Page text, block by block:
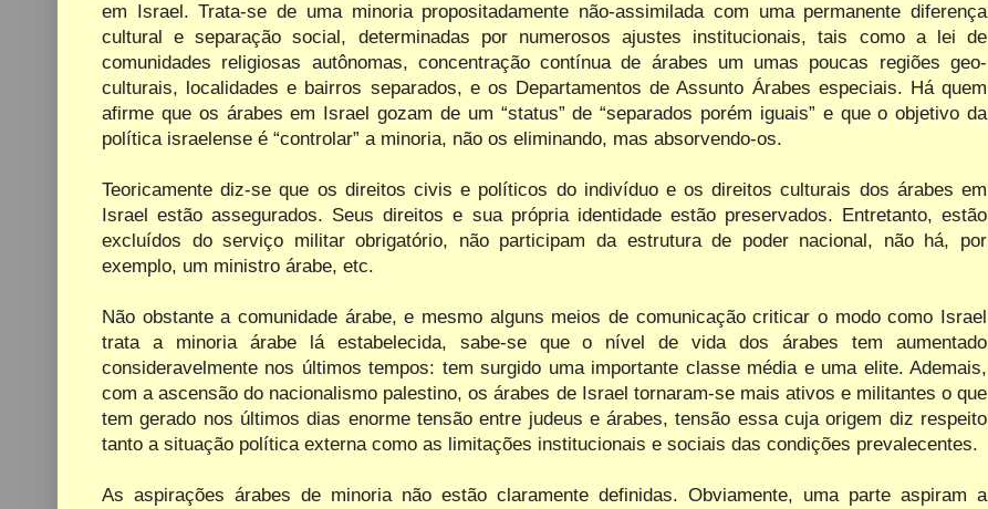
em Israel. Trata-se de uma minoria propositadamente não-assimilada com uma permanente diferença
cultural e separação social, determinadas por numerosos ajustes institucionais, tais como a lei de
comunidades religiosas autônomas, concentração contínua de árabes um umas poucas regiões geo-
culturais, localidades e bairros separados, e os Departamentos de Assunto Árabes especiais. Há quem
afirme que os árabes em Israel gozam de um “status” de “separados porém iguais” e que o objetivo da
política israelense é “controlar” a minoria, não os eliminando, mas absorvendo-os.
Teoricamente diz-se que os direitos civis e políticos do indivíduo e os direitos culturais dos árabes em
Israel estão assegurados. Seus direitos e sua própria identidade estão preservados. Entretanto, estão
excluídos do serviço militar obrigatório, não participam da estrutura de poder nacional, não há, por
exemplo, um ministro árabe, etc.
Não obstante a comunidade árabe, e mesmo alguns meios de comunicação criticar o modo como Israel
trata a minoria árabe lá estabelecida, sabe-se que o nível de vida dos árabes tem aumentado
consideravelmente nos últimos tempos: tem surgido uma importante classe média e uma elite. Ademais,
com a ascensão do nacionalismo palestino, os árabes de Israel tornaram-se mais ativos e militantes o que
tem gerado nos últimos dias enorme tensão entre judeus e árabes, tensão essa cuja origem diz respeito
tanto a situação política externa como as limitações institucionais e sociais das condições prevalecentes.
As aspirações árabes de minoria não estão claramente definidas. Obviamente, uma parte aspiram a